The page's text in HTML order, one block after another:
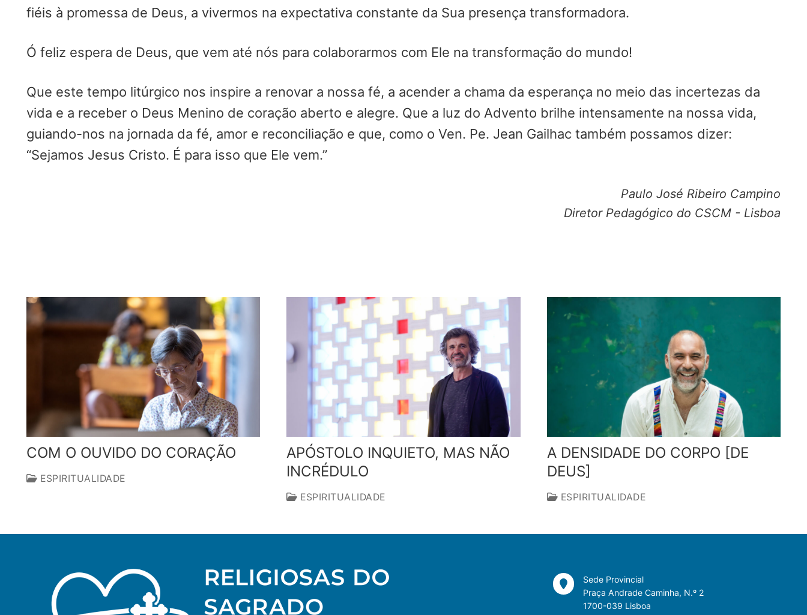
fiéis à promessa de Deus, a vivermos na expectativa constante da Sua presença transformadora.
Ó feliz espera de Deus, que vem até nós para colaborarmos com Ele na transformação do mundo!
Que este tempo litúrgico nos inspire a renovar a nossa fé, a acender a chama da esperança no meio das incertezas da
vida e a receber o Deus Menino de coração aberto e alegre. Que a luz do Advento brilhe intensamente na nossa vida,
guiando-nos na jornada da fé, amor e reconciliação e que, como o Ven. Pe. Jean Gailhac também possamos dizer:
“Sejamos Jesus Cristo. É para isso que Ele vem.”
Paulo José Ribeiro Campino
Diretor Pedagógico do CSCM - Lisboa
COM O OUVIDO DO CORAÇÃO
ESPIRITUALIDADE
APÓSTOLO INQUIETO, MAS NÃO
INCRÉDULO
ESPIRITUALIDADE
A DENSIDADE DO CORPO [DE
DEUS]
ESPIRITUALIDADE
Sede Provincial
Praça Andrade Caminha, N.º 2
1700-039 Lisboa